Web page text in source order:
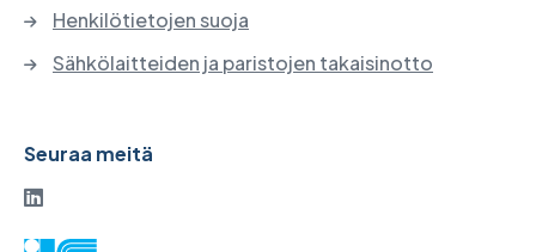
Henkilötietojen suoja
Sähkölaitteiden ja paristojen takaisinotto
Seuraa meitä